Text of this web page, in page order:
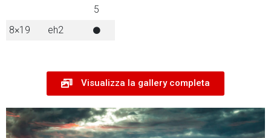
5
8×19
eh2
Visualizza la gallery completa